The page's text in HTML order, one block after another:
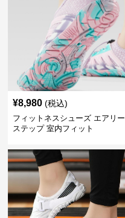
¥8,980 (税込)
フィットネスシューズ エアリー
ステップ 室内フィット